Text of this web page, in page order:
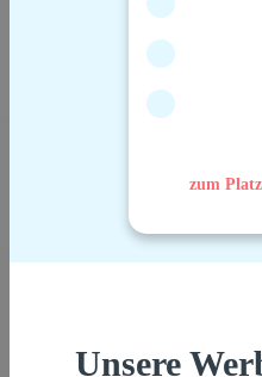
zum Platz
Unsere